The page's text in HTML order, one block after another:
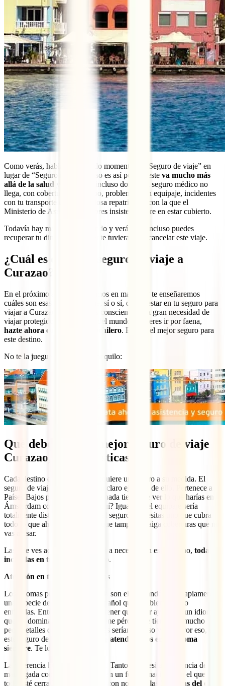
Como verás, hablamos en todo momento de “Seguro de viaje” en
lugar de “Seguro médico”. Eso es así porque este va mucho más
allá de la salud y te protege incluso donde un seguro médico no
llega, con coberturas para robo, problemas con equipaje, incidentes
con tu transporte o la tan costosa repatriación con la que el
Ministerio de Asuntos Exteriores insiste siempre en estar cubierto.
Todavía hay más. Sigue leyendo y verás que incluso puedes
recuperar tu dinero si finalmente tuvieras que cancelar este viaje.
¿Cuál es el mejor seguro de viaje a
Curazao?
En el próximo apartado entramos en materia y te enseñaremos
cuáles son esas coberturas que, sí o sí, deben estar en tu seguro para
viajar a Curazao. Si tú ya eres consciente de la gran necesidad de
viajar protegido a este rincón del mundo y quieres ir por faena,
hazte ahora con el IATI Mochilero. Este es el mejor seguro para
este destino.
No te la juegues aquí, viaja tranquilo:
Qué debe tener el mejor seguro de viaje
Curazao, características
Cada destino es un mundo y requiere un seguro a su medida. El
seguro de viaje a Curazao es un claro ejemplo de ello. Pertenece a
Países Bajos pero, ¿verdad que nada tiene que ver lo que harías en
Ámsterdam con lo que harás aquí? Igual que el equipaje sería
totalmente distinto, ocurre con el seguro. Necesitas uno que cubra
todo lo que ahí te espera, pero que tampoco traiga coberturas que no
vas a usar.
Las que ves aquí son las que vas a necesitar en este destino, todas
incluidas en tu IATI Mochilero.
Atención en tu idioma 24 horas
Los idiomas principales de la isla son el neerlandés y el papiamento,
una especie de evolución del español que posiblemente no
entiendas. Entonces, ¿imaginas tener que pedir ayuda en un idioma
que no dominas? Sería una enorme pérdida de tiempo y, mucho
peor, detalles que en casos graves serían incluso vitales. Por eso, con
este seguro de viaje a Curaçao
te atenderemos en tu idioma
siempre. Te lo ponemos fácil.
La diferencia horaria no importa. Tanto si necesitas asistencia de
madrugada como si la necesitas en un festivo nacional en el que
todo esté cerrado, puedes contar con nosotros
las 24 horas del día y